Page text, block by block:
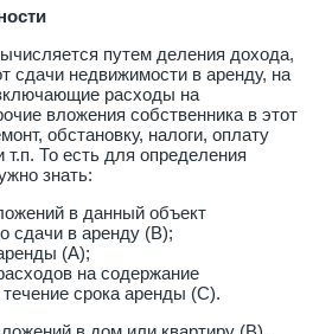
путем деления дохода,
сдачи недвижимости в аренду, на
расходы на
вложения собственника в этот
обстановку, налоги, оплату
То есть для определения
знать:
в данный объект
сдачи в аренду (В);
(А);
на содержание
срока аренды (С).